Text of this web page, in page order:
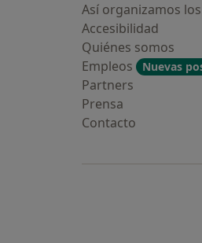
Así organizamos
Accesibilidad
Quiénes somos
Empleos
Nuevas
Partners
Prensa
Contacto